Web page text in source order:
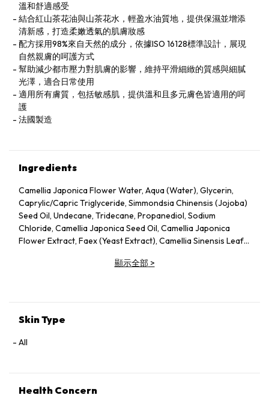
溫和舒適感受
結合紅山茶花油與山茶花水，輕盈水油質地，提供保濕並增添
清新感，打造柔嫩透氣的肌膚妝感
配方採用98%來自天然的成分，依據ISO 16128標準設計，展現
自然親膚的呵護方式
幫助減少都市壓力對肌膚的影響，維持平滑細緻的質感與細膩
光澤，適合日常使用
適用所有膚質，包括敏感肌，提供溫和且多元膚色皆適用的呵
護
法國製造
Ingredients
Camellia Japonica Flower Water, Aqua (Water), Glycerin,
Caprylic/Capric Triglyceride, Simmondsia Chinensis (Jojoba)
Seed Oil, Undecane, Tridecane, Propanediol, Sodium
Chloride, Camellia Japonica Seed Oil, Camellia Japonica
Flower Extract, Faex (Yeast Extract), Camellia Sinensis Leaf
Caprylyl Glycol, Citric Acid, Parfum (Fragrance), Adenosine,
顯示全部>
Skin Type
All
Health Concern